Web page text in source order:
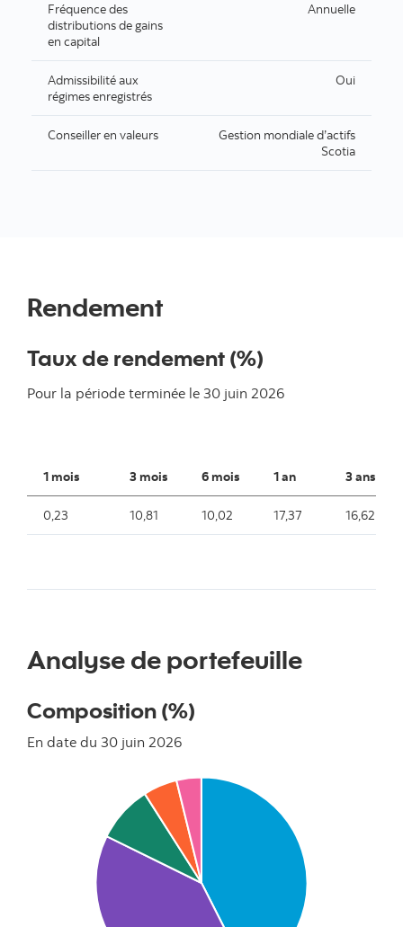
Fréquence des
distributions de gains
en capital
Annuelle
Admissibilité aux
régimes enregistrés
Oui
Conseiller en valeurs
Gestion mondiale d’actifs
Scotia
Rendement
Taux de rendement (%)
Pour la période terminée le 30 juin 2026
1 mois 3 mois 6 mois 1 an 3 ans
0,23 10,81 10,02 17,37 16,62
Analyse de portefeuille
Composition (%)
En date du 30 juin 2026
Pie chart with 5 slices.